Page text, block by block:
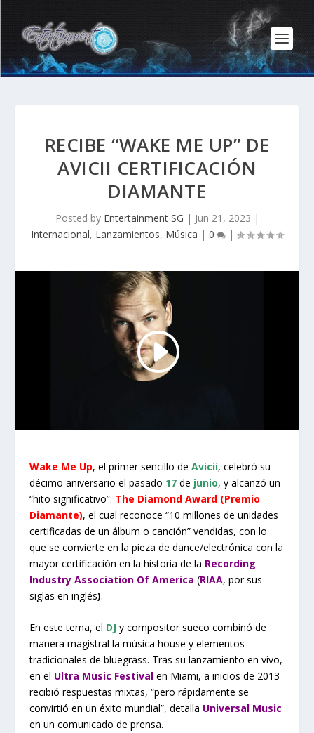
RECIBE “WAKE ME UP” DE
AVICII CERTIFICACIÓN
DIAMANTE
Posted by Entertainment SG | Jun 21, 2023 |
Internacional, Lanzamientos, Música | 0 |
Wake Me Up, el primer sencillo deAvicii, celebró su
décimo aniversario el pasado 17 de junio, y alcanzó un
“hito significativo”: The Diamond Award (Premio
Diamante), el cual reconoce “10 millones de unidades
certificadas de un álbum o canción” vendidas, con lo
que se convierte en la pieza de dance/electrónica con la
mayor certificación en la historia de la Recording
Industry Association Of America (RIAA, por sus
siglas en inglés).
En este tema, el DJ y compositor sueco combinó de
manera magistral la música house y elementos
tradicionales de bluegrass. Tras su lanzamiento en vivo,
en el Ultra Music Festival en Miami, a inicios de 2013
recibió respuestas mixtas, “pero rápidamente se
convirtió en un éxito mundial”, detalla Universal Music
en un comunicado de prensa.